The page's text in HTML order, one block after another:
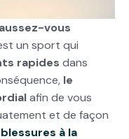
vous
un sport qui
rapides dans
le
afin de vous
et de façon
blessures à la